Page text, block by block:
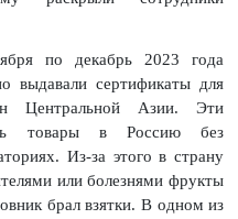
по декабрь 2023 года
выдавали сертификаты для
Центральной Азии. Эти
товары в Россию без
Из-за этого в страну
или болезнями фрукты
брал взятки. В одном из